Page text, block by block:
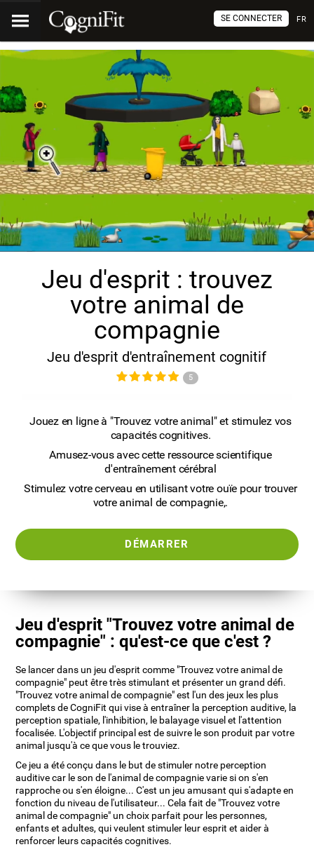
FR
SE CONNECTER
Jeu d'esprit : trouvez
votre animal de
compagnie
Jeu d'esprit d'entraînement cognitif
5
Jouez en ligne à "Trouvez votre animal" et stimulez vos
capacités cognitives.
Amusez-vous avec cette ressource scientifique
d'entraînement cérébral
Stimulez votre cerveau en utilisant votre ouïe pour trouver
votre animal de compagnie,.
DÉMARRER
Jeu d'esprit "Trouvez votre animal de
compagnie" : qu'est-ce que c'est ?
Se lancer dans un jeu d'esprit comme "Trouvez votre animal de
compagnie" peut être très stimulant et présenter un grand défi.
"Trouvez votre animal de compagnie" est l'un des jeux les plus
complets de CogniFit qui vise à entraîner la perception auditive, la
perception spatiale, l'inhibition, le balayage visuel et l'attention
focalisée. L'objectif principal est de suivre le son produit par votre
animal jusqu'à ce que vous le trouviez.
Ce jeu a été conçu dans le but de stimuler notre perception
auditive car le son de l'animal de compagnie varie si on s'en
rapproche ou s'en éloigne... C'est un jeu amusant qui s'adapte en
fonction du niveau de l'utilisateur... Cela fait de "Trouvez votre
animal de compagnie" un choix parfait pour les personnes,
enfants et adultes, qui veulent stimuler leur esprit et aider à
renforcer leurs capacités cognitives.